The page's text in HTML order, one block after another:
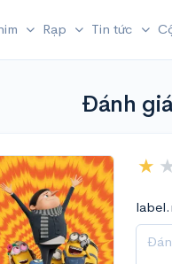
Rạp Tin tức
Đánh